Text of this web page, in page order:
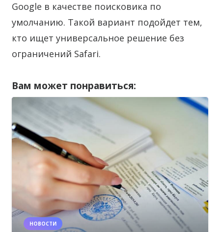
Google в качестве поисковика по
умолчанию. Такой вариант подойдет тем,
кто ищет универсальное решение без
ограничений Safari.
Вам может понравиться:
НОВОСТИ